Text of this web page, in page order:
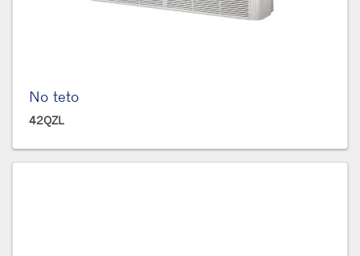
No teto
42QZL